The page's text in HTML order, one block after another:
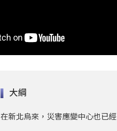
大綱
在新北烏來，災害應變中心也已